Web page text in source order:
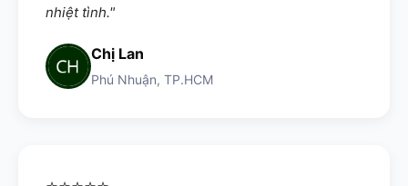
nhiệt tình."
Chị Lan
Phú Nhuận, TP.HCM